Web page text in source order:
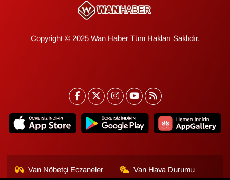
Copyright © 2025 Wan Haber Tüm Hakları Saklıdır.
Van Nöbetçi Eczaneler Van Hava Durumu